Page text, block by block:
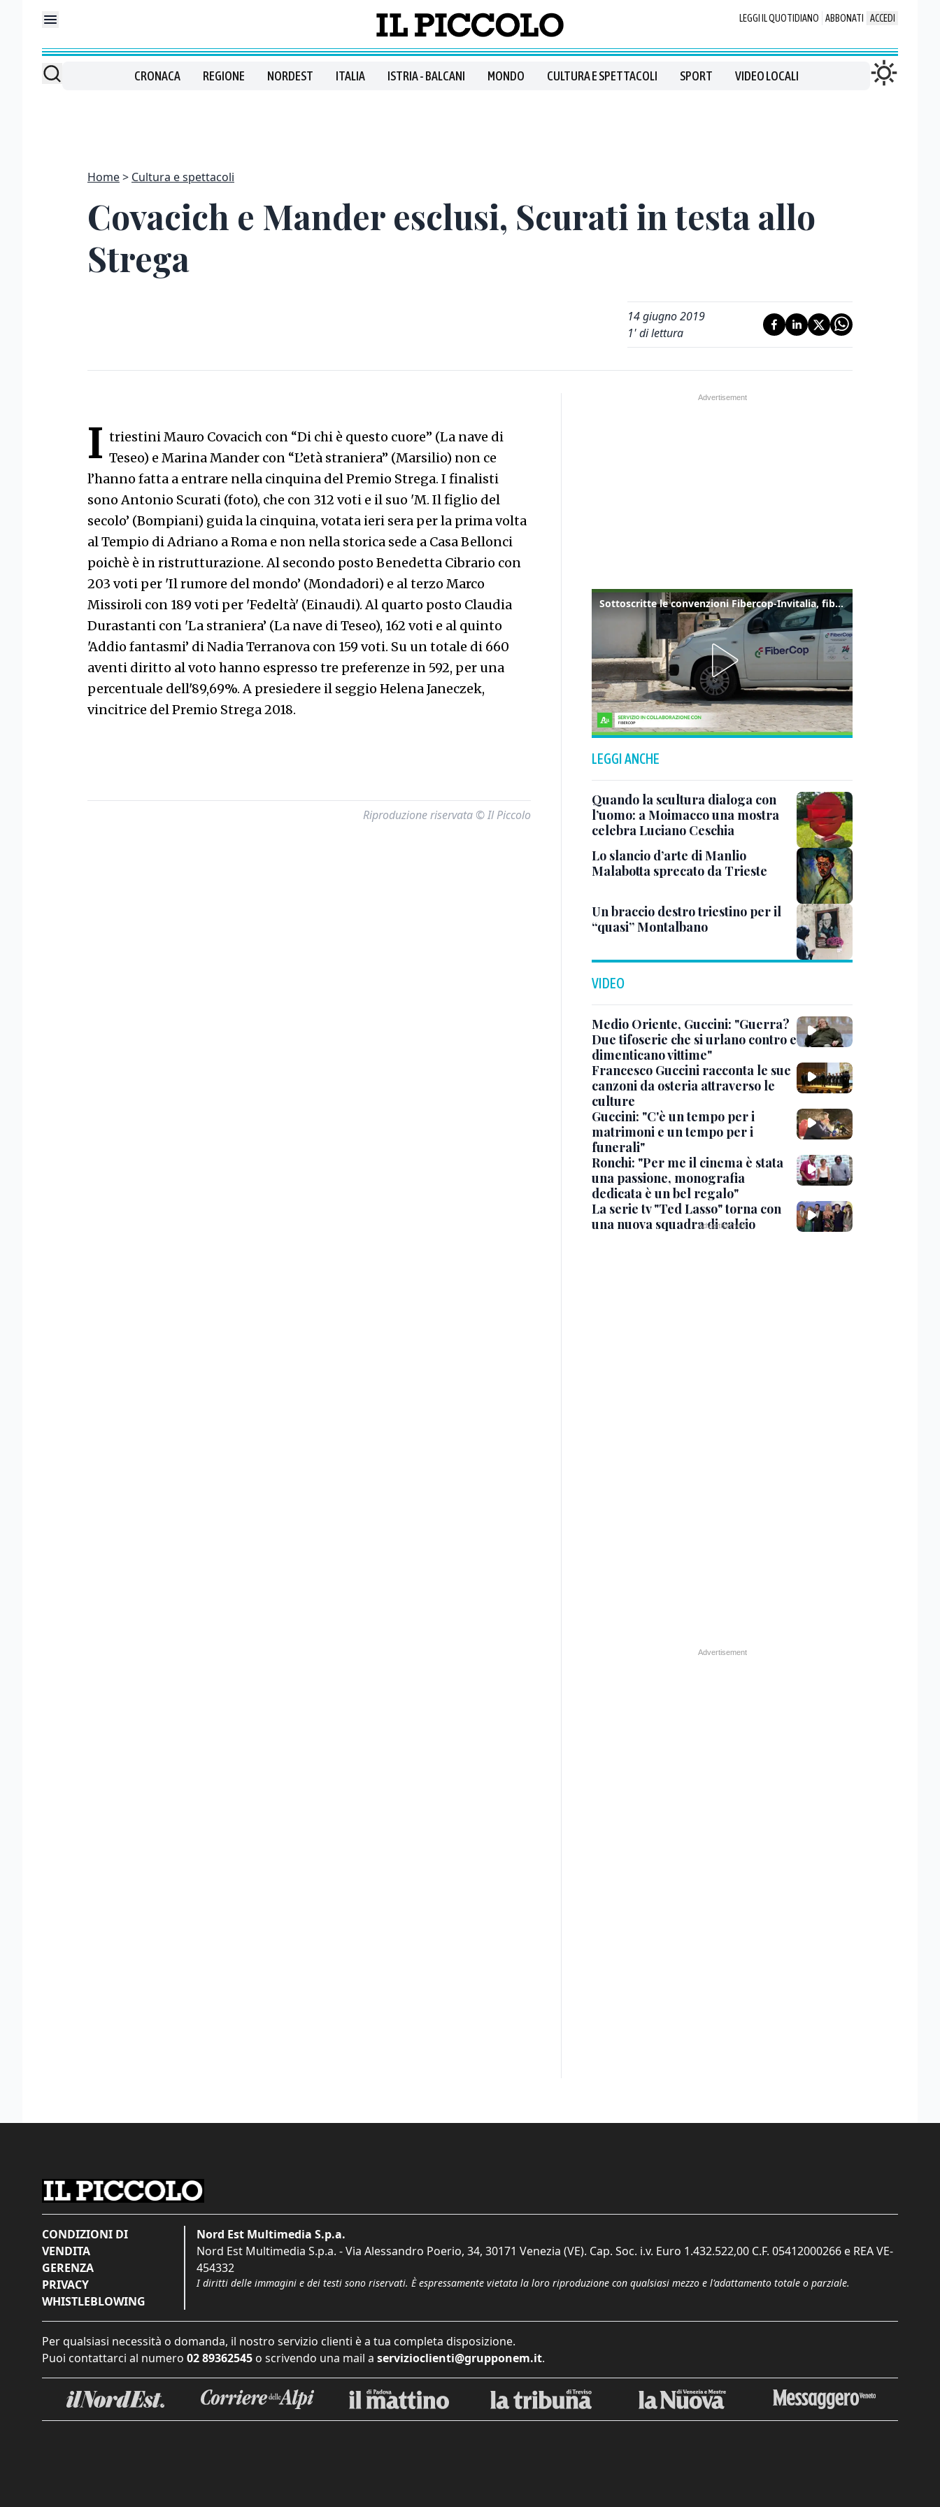
LEGGI IL QUOTIDIANO ABBONATI ACCEDI
CRONACA REGIONE NORDEST ITALIA ISTRIA - BALCANI MONDO CULTURA E SPETTACOLI SPORT VIDEO LOCALI
Home Cultura e spettacoli
Covacich e Mander esclusi, Scurati in testa allo
Strega
14 giugno 2019
1' di lettura
I triestini Mauro Covacich con “Di chi è questo cuore” (La nave di
Teseo) e Marina Mander con “L’età straniera” (Marsilio) non ce
l’hanno fatta a entrare nella cinquina del Premio Strega. I finalisti
sono Antonio Scurati (foto), che con 312 voti e il suo 'M. Il figlio del
secolo’ (Bompiani) guida la cinquina, votata ieri sera per la prima volta
al Tempio di Adriano a Roma e non nella storica sede a Casa Bellonci
poichè è in ristrutturazione. Al secondo posto Benedetta Cibrario con
203 voti per 'Il rumore del mondo’ (Mondadori) e al terzo Marco
Missiroli con 189 voti per 'Fedeltà' (Einaudi). Al quarto posto Claudia
Durastanti con 'La straniera’ (La nave di Teseo), 162 voti e al quinto
'Addio fantasmi’ di Nadia Terranova con 159 voti. Su un totale di 660
aventi diritto al voto hanno espresso tre preferenze in 592, per una
percentuale dell'89,69%. A presiedere il seggio Helena Janeczek,
vincitrice del Premio Strega 2018.
Riproduzione riservata © Il Piccolo
Sottoscritte le convenzioni Fibercop-Invitalia, fibra ottica per 477 mila civici
LEGGI ANCHE
Quando la scultura dialoga con
l’uomo: a Moimacco una mostra
celebra Luciano Ceschia
Lo slancio d’arte di Manlio
Malabotta sprecato da Trieste
Un braccio destro triestino per il
“quasi” Montalbano
VIDEO
Medio Oriente, Guccini: "Guerra?
Due tifoserie che si urlano contro e
dimenticano vittime"
Francesco Guccini racconta le sue
canzoni da osteria attraverso le
culture
Guccini: "C'è un tempo per i
matrimoni e un tempo per i
funerali"
Ronchi: "Per me il cinema è stata
una passione, monografia
dedicata è un bel regalo"
La serie tv "Ted Lasso" torna con
una nuova squadra di calcio
CONDIZIONI DI
VENDITA
GERENZA
PRIVACY
WHISTLEBLOWING
Nord Est Multimedia S.p.a.
Nord Est Multimedia S.p.a. - Via Alessandro Poerio, 34, 30171 Venezia (VE). Cap. Soc. i.v. Euro 1.432.522,00 C.F. 05412000266 e REA VE-
454332
I diritti delle immagini e dei testi sono riservati. È espressamente vietata la loro riproduzione con qualsiasi mezzo e l'adattamento totale o parziale.
Per qualsiasi necessità o domanda, il nostro servizio clienti è a tua completa disposizione.
Puoi contattarci al numero 02 89362545 o scrivendo una mail a servizioclienti@grupponem.it.